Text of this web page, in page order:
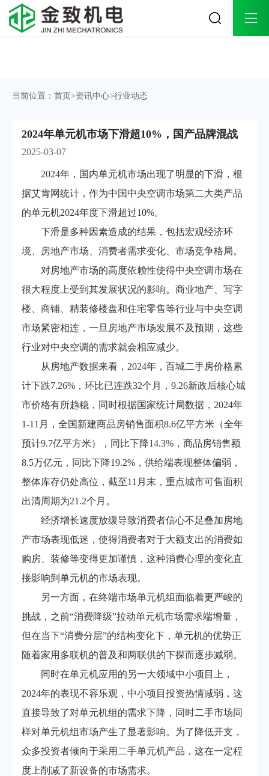
荣誉资质
办公环境
合作品牌
实体旗舰店
金致团队
品牌授权
酒店会所工程案例
连锁商超工程案例
教育培训工程案例
楼宇别墅工程案例
产品中心
多联式中央空调系统
模块式中央空调系统
水冷螺杆式中央空调系统
离心式中央空调系统
磁悬浮中央空调系统
水冷柜式中央空调系统
风冷螺杆式中央空调系统
水蓄冷中央空调系统
技术支持
施工流程
售后服务
资讯中心
公司动态
行业动态
常见问题
联系我们
联系方式
在线留言
当前位置： 首页 >资讯中心>行业动态
2024年单元机市场下滑超10%，国产品牌混战
2025-03-07
2024年，国内单元机市场出现了明显的下滑，根
据艾肯网统计，作为中国中央空调市场第二大类产品
的单元机2024年度下滑超过10%。
下滑是多种因素造成的结果，包括宏观经济环
境、房地产市场、消费者需求变化、市场竞争格局。
对房地产市场的高度依赖性使得中央空调市场在
很大程度上受到其发展状况的影响。商业地产、写字
楼、商铺、精装修楼盘和住宅零售等行业与中央空调
市场紧密相连，一旦房地产市场发展不及预期，这些
行业对中央空调的需求就会相应减少。
从房地产数据来看，2024年，百城二手房价格累
计下跌7.26%，环比已连跌32个月，9.26新政后核心城
市价格有所趋稳，同时根据国家统计局数据，2024年
1-11月，全国新建商品房销售面积8.6亿平方米（全年
预计9.7亿平方米），同比下降14.3%，商品房销售额
8.5万亿元，同比下降19.2%，供给端表现整体偏弱，
整体库存仍处高位，截至11月末，重点城市可售面积
出清周期为21.2个月。
经济增长速度放缓导致消费者信心不足叠加房地
产市场表现低迷，使得消费者对于大额支出的消费如
购房、装修等变得更加谨慎，这种消费心理的变化直
接影响到单元机的市场表现。
另一方面，在终端市场单元机组面临着更严峻的
挑战，之前“消费降级”拉动单元机市场需求端增量，
但在当下“消费分层”的结构变化下，单元机的优势正
随着家用多联机的普及和两联供的下探而逐步减弱。
同时在单元机应用的另一大领域中小项目上，
2024年的表现不容乐观，中小项目投资热情减弱，这
直接导致了对单元机组的需求下降，同时二手市场同
样对单元机组市场产生了显著影响。为了降低开支，
众多投资者倾向于采用二手单元机产品，这在一定程
度上削减了新设备的市场需求。